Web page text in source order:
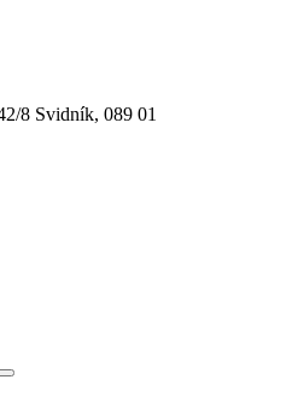
8 Svidník, 089 01